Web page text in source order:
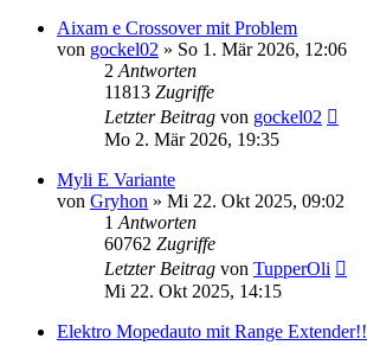
Aixam e Crossover mit Problem
von gockel02 » So 1. Mär 2026, 12:06
2Antworten
11813 Zugriffe
Letzter Beitrag von gockel02
Mo 2. Mär 2026, 19:35
Myli E Variante
von Gryhon » Mi 22. Okt 2025, 09:02
1Antworten
60762 Zugriffe
Letzter Beitrag von TupperOli
Mi 22. Okt 2025, 14:15
Elektro Mopedauto mit Range Extender!!